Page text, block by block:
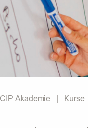
CIP Akademie Kurse